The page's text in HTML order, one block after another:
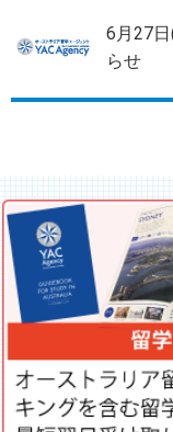
6月27
らせ